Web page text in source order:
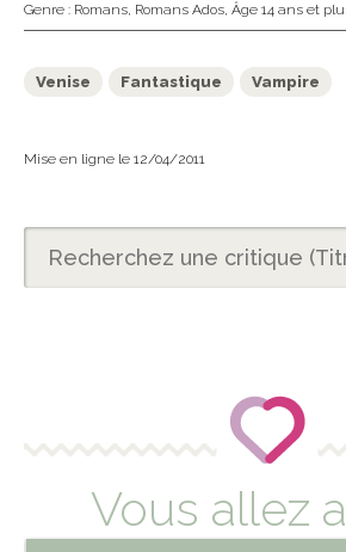
Genre : Romans, Romans Ados, Âge 14 ans et
Venise Fantastique Vampire
Mise en ligne le 12/04/2011
Vous allez